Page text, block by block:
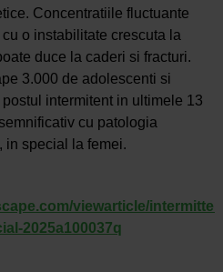
Concentratiile fluctuante
o instabilitate crescuta la
duce la caderi si fracturi.
3.000 de adolescenti si
intermitent in ultimele 13
cu patologia
in special la femei.
viewarticle/
2025a100037q